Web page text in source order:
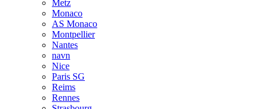
Metz
Monaco
AS Monaco
Montpellier
Nantes
navn
Nice
Paris SG
Reims
Rennes